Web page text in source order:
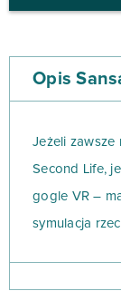
Opis
Jeżeli zawsze
Second Life,
gogle VR –
symulacja